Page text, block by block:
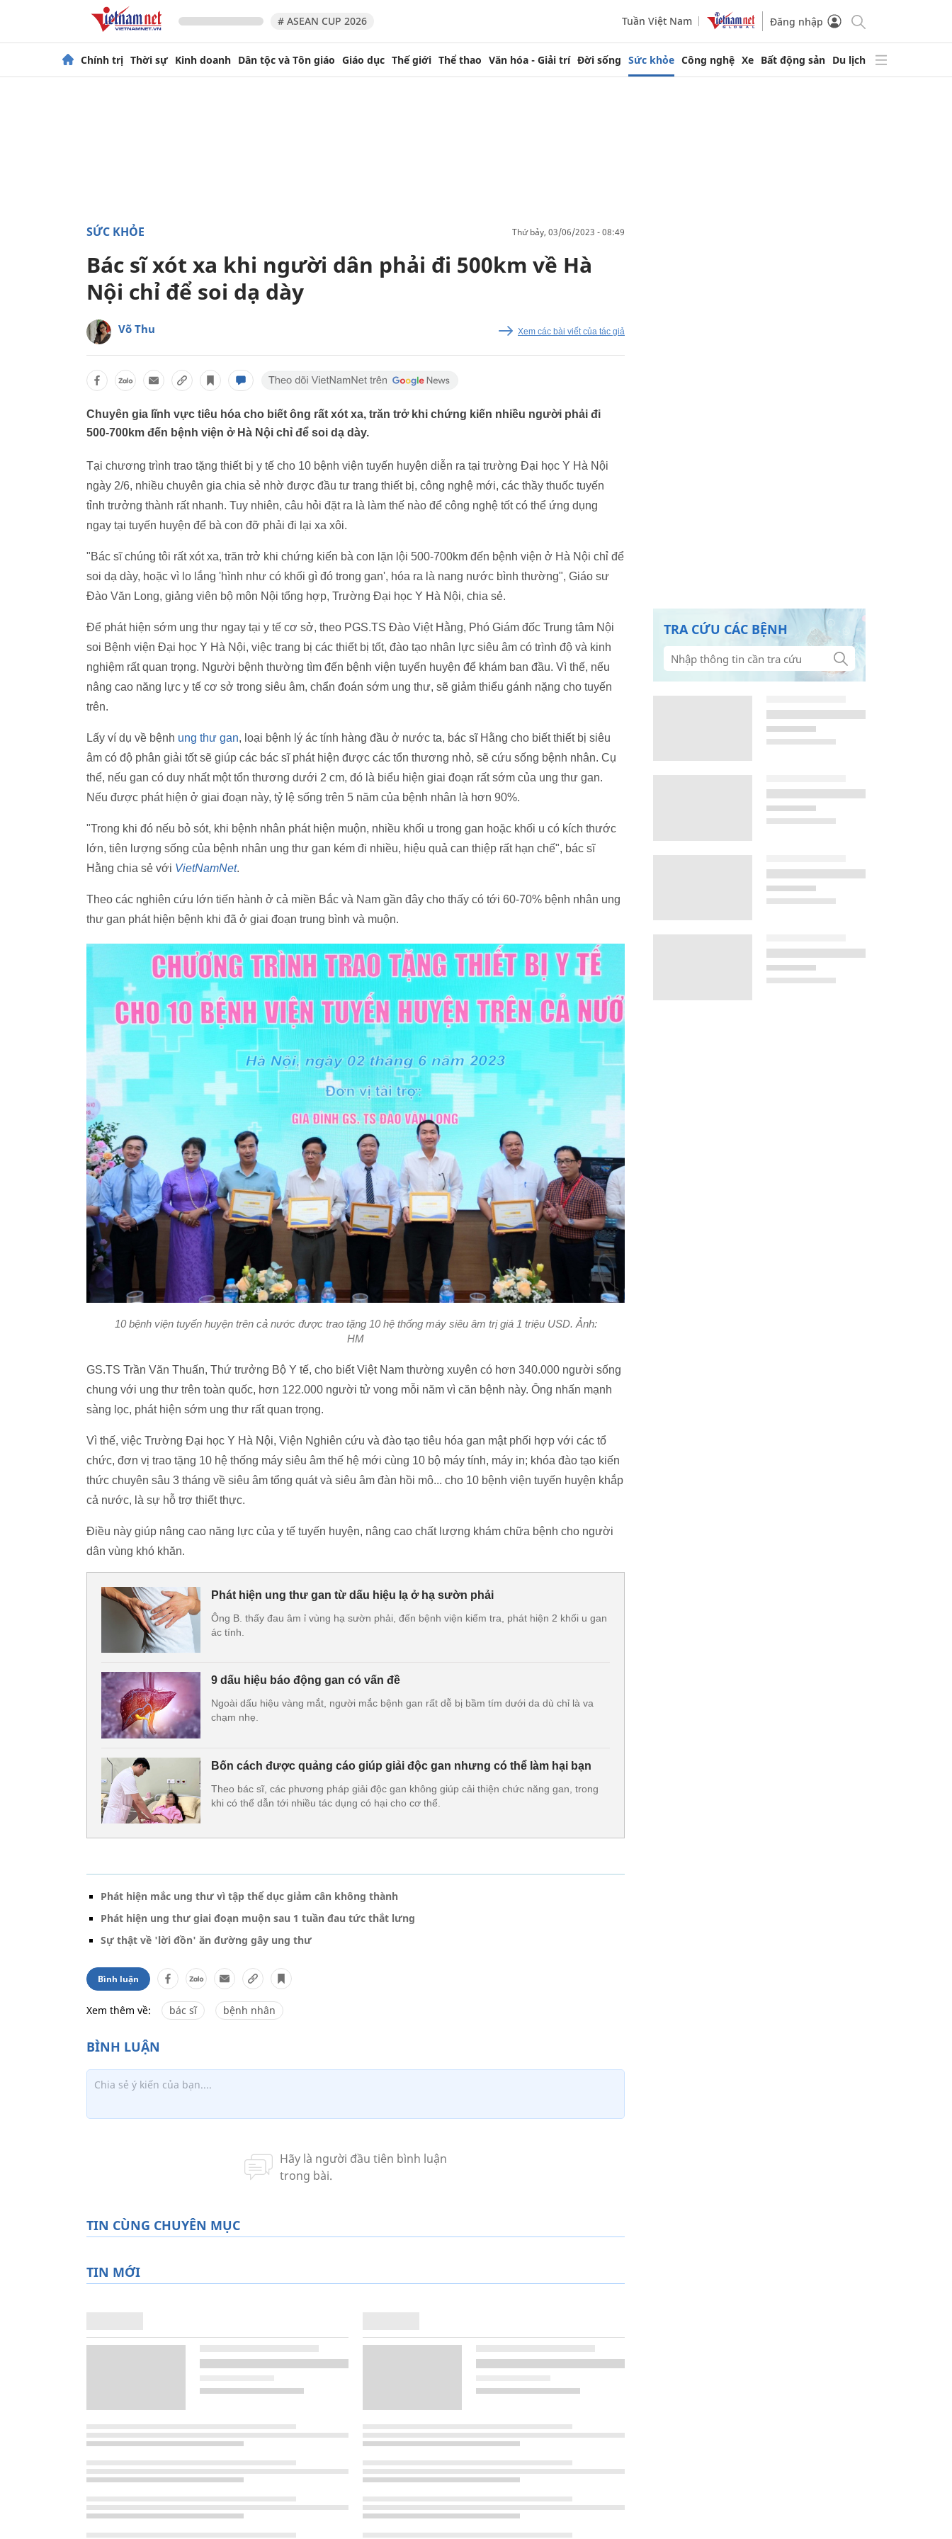
# ASEAN CUP 2026 Tuần Việt Nam Đăng nhập
Chính trị Thời sự Kinh doanh Dân tộc và Tôn giáo Giáo dục Thế giới Thể thao Văn hóa - Giải trí Đời sống Sức khỏe Công nghệ Xe Bất động sản Du lịch
SỨC KHỎE thứ bảy, 03/06/2023 - 08:49
Bác sĩ xót xa khi người dân phải đi 500km về Hà
Nội chỉ để soi dạ dày
Võ Thu Xem các bài viết của tác giả
Chuyên gia lĩnh vực tiêu hóa cho biết ông rất xót xa, trăn trở khi chứng kiến nhiều người phải đi
500-700km đến bệnh viện ở Hà Nội chỉ để soi dạ dày.
Tại chương trình trao tặng thiết bị y tế cho 10 bệnh viện tuyến huyện diễn ra tại trường Đại học Y Hà Nội
ngày 2/6, nhiều chuyên gia chia sẻ nhờ được đầu tư trang thiết bị, công nghệ mới, các thầy thuốc tuyến
tỉnh trưởng thành rất nhanh. Tuy nhiên, câu hỏi đặt ra là làm thế nào để công nghệ tốt có thể ứng dụng
ngay tại tuyến huyện để bà con đỡ phải đi lại xa xôi.
"Bác sĩ chúng tôi rất xót xa, trăn trở khi chứng kiến bà con lặn lội 500-700km đến bệnh viện ở Hà Nội chỉ để
soi dạ dày, hoặc vì lo lắng 'hình như có khối gì đó trong gan', hóa ra là nang nước bình thường", Giáo sư
Đào Văn Long, giảng viên bộ môn Nội tổng hợp, Trường Đại học Y Hà Nội, chia sẻ.
Để phát hiện sớm ung thư ngay tại y tế cơ sở, theo PGS.TS Đào Việt Hằng, Phó Giám đốc Trung tâm Nội
soi Bệnh viện Đại học Y Hà Nội, việc trang bị các thiết bị tốt, đào tạo nhân lực siêu âm có trình độ và kinh
nghiệm rất quan trọng. Người bệnh thường tìm đến bệnh viện tuyến huyện để khám ban đầu. Vì thế, nếu
nâng cao năng lực y tế cơ sở trong siêu âm, chẩn đoán sớm ung thư, sẽ giảm thiểu gánh nặng cho tuyến
trên.
Lấy ví dụ về bệnh ung thư gan, loại bệnh lý ác tính hàng đầu ở nước ta, bác sĩ Hằng cho biết thiết bị siêu
âm có độ phân giải tốt sẽ giúp các bác sĩ phát hiện được các tổn thương nhỏ, sẽ cứu sống bệnh nhân. Cụ
thể, nếu gan có duy nhất một tổn thương dưới 2 cm, đó là biểu hiện giai đoạn rất sớm của ung thư gan.
Nếu được phát hiện ở giai đoạn này, tỷ lệ sống trên 5 năm của bệnh nhân là hơn 90%.
"Trong khi đó nếu bỏ sót, khi bệnh nhân phát hiện muộn, nhiều khối u trong gan hoặc khối u có kích thước
lớn, tiên lượng sống của bệnh nhân ung thư gan kém đi nhiều, hiệu quả can thiệp rất hạn chế", bác sĩ
Hằng chia sẻ với VietNamNet.
Theo các nghiên cứu lớn tiến hành ở cả miền Bắc và Nam gần đây cho thấy có tới 60-70% bệnh nhân ung
thư gan phát hiện bệnh khi đã ở giai đoạn trung bình và muộn.
10 bệnh viện tuyến huyện trên cả nước được trao tặng 10 hệ thống máy siêu âm trị giá 1 triệu USD. Ảnh:
HM
GS.TS Trần Văn Thuấn, Thứ trưởng Bộ Y tế, cho biết Việt Nam thường xuyên có hơn 340.000 người sống
chung với ung thư trên toàn quốc, hơn 122.000 người tử vong mỗi năm vì căn bệnh này. Ông nhấn mạnh
sàng lọc, phát hiện sớm ung thư rất quan trọng.
Vì thế, việc Trường Đại học Y Hà Nội, Viện Nghiên cứu và đào tạo tiêu hóa gan mật phối hợp với các tổ
chức, đơn vị trao tặng 10 hệ thống máy siêu âm thế hệ mới cùng 10 bộ máy tính, máy in; khóa đào tạo kiến
thức chuyên sâu 3 tháng về siêu âm tổng quát và siêu âm đàn hồi mô... cho 10 bệnh viện tuyến huyện khắp
cả nước, là sự hỗ trợ thiết thực.
Điều này giúp nâng cao năng lực của y tế tuyến huyện, nâng cao chất lượng khám chữa bệnh cho người
dân vùng khó khăn.
Phát hiện ung thư gan từ dấu hiệu lạ ở hạ sườn phải
Ông B. thấy đau âm ỉ vùng hạ sườn phải, đến bệnh viện kiểm tra, phát hiện 2 khối u gan
ác tính.
9 dấu hiệu báo động gan có vấn đề
Ngoài dấu hiệu vàng mắt, người mắc bệnh gan rất dễ bị bầm tím dưới da dù chỉ là va
chạm nhẹ.
Bốn cách được quảng cáo giúp giải độc gan nhưng có thể làm hại bạn
Theo bác sĩ, các phương pháp giải độc gan không giúp cải thiện chức năng gan, trong
khi có thể dẫn tới nhiều tác dụng có hại cho cơ thể.
TRA CỨU CÁC BỆNH
Phát hiện mắc ung thư vì tập thể dục giảm cân không thành
Phát hiện ung thư giai đoạn muộn sau 1 tuần đau tức thắt lưng
Sự thật về 'lời đồn' ăn đường gây ung thư
Bình luận
Xem thêm về: bác sĩ bệnh nhân
TIN CÙNG CHUYÊN MỤC
TIN MỚI